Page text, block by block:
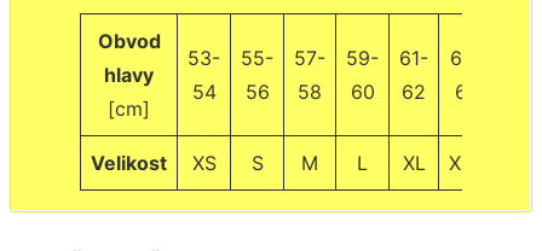
Obvod
hlavy
[cm]
53-
54
55-
56
57-
58
59-
60
61-
62
63-
64
Velikost XS S M L XL XXL